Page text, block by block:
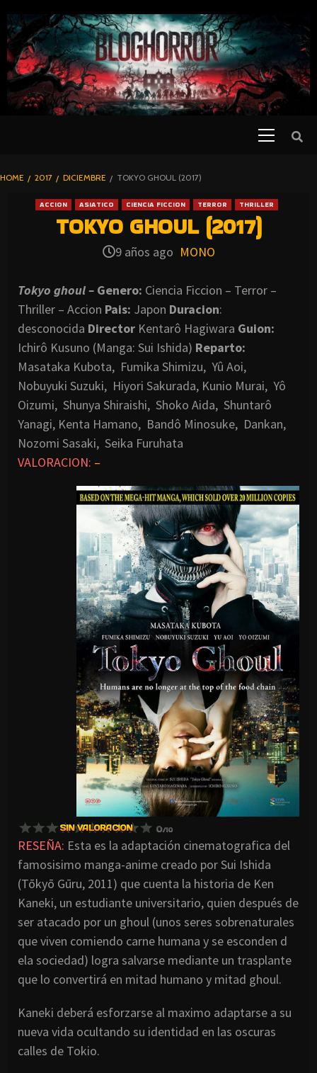
TO
CONTENT
BLOGHORROR
HOME 2017 DICIEMBRE TOKYO GHOUL (2017)
ACCION ASIATICO CIENCIA FICCION TERROR THRILLER
TOKYO GHOUL (2017)
9 años ago MONO
Tokyo ghoul – Genero: Ciencia Ficcion – Terror –
Thriller – Accion Pais: Japon Duracion:
desconocida Director Kentarô Hagiwara Guion:
Ichirô Kusuno (Manga: Sui Ishida) Reparto:
Masataka Kubota, Fumika Shimizu, Yû Aoi,
Nobuyuki Suzuki, Hiyori Sakurada, Kunio Murai, Yô
Oizumi, Shunya Shiraishi, Shoko Aida, Shuntarô
Yanagi, Kenta Hamano, Bandô Minosuke, Dankan,
Nozomi Sasaki, Seika Furuhata
VALORACION: –
RESEÑA: Esta es la adaptación cinematografica del
famosisimo manga-anime creado por Sui Ishida
(Tōkyō Gūru, 2011) que cuenta la historia de Ken
Kaneki, un estudiante universitario, quien después de
ser atacado por un ghoul (unos seres sobrenaturales
que viven comiendo carne humana y se esconden d
ela sociedad) logra salvarse mediante un trasplante
que lo convertirá en mitad humano y mitad ghoul.
Kaneki deberá esforzarse al maximo adaptarse a su
nueva vida ocultando su identidad en las oscuras
calles de Tokio.